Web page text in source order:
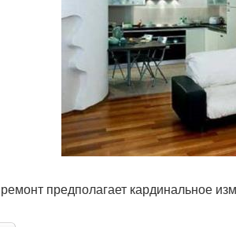
предполагает кардинальное